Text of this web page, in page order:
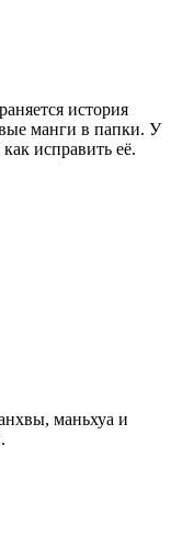
история
манги в папки. У
исправить её.
маньхуа и